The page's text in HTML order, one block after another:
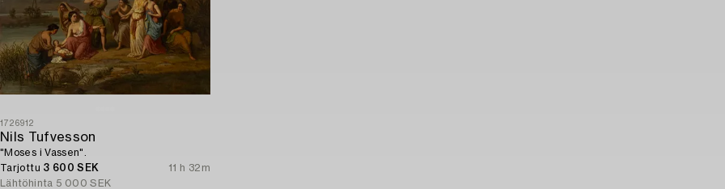
1726912
Nils Tufvesson
"Moses i Vassen".
Tarjottu 3 600 SEK
11 h 32m
Lähtöhinta 5 000 SEK